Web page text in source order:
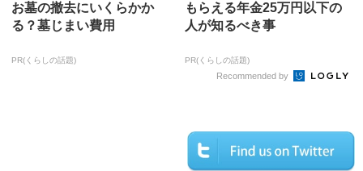
お墓の撤去にいくらかか
る？墓じまい費用
PR(くらしの話題)
もらえる年金25万円以下の
人が知るべき事
PR(くらしの話題)
Recommended by